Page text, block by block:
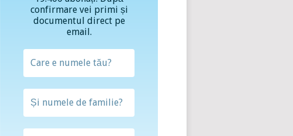
confirmare vei primi și
documentul direct pe
email.